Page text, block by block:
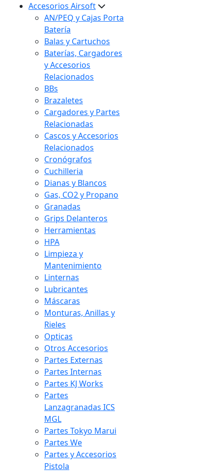
Accesorios Airsoft
AN/PEQ y Cajas Porta
Batería
Balas y Cartuchos
Baterías, Cargadores
y Accesorios
Relacionados
BBs
Brazaletes
Cargadores y Partes
Relacionadas
Cascos y Accesorios
Relacionados
Cronógrafos
Cuchilleria
Dianas y Blancos
Gas, CO2 y Propano
Granadas
Grips Delanteros
Herramientas
HPA
Limpieza y
Mantenimiento
Linternas
Lubricantes
Máscaras
Monturas, Anillas y
Rieles
Opticas
Otros Accesorios
Partes Externas
Partes Internas
Partes KJ Works
Partes
Lanzagranadas ICS
MGL
Partes Tokyo Marui
Partes We
Partes y Accesorios
Pistola